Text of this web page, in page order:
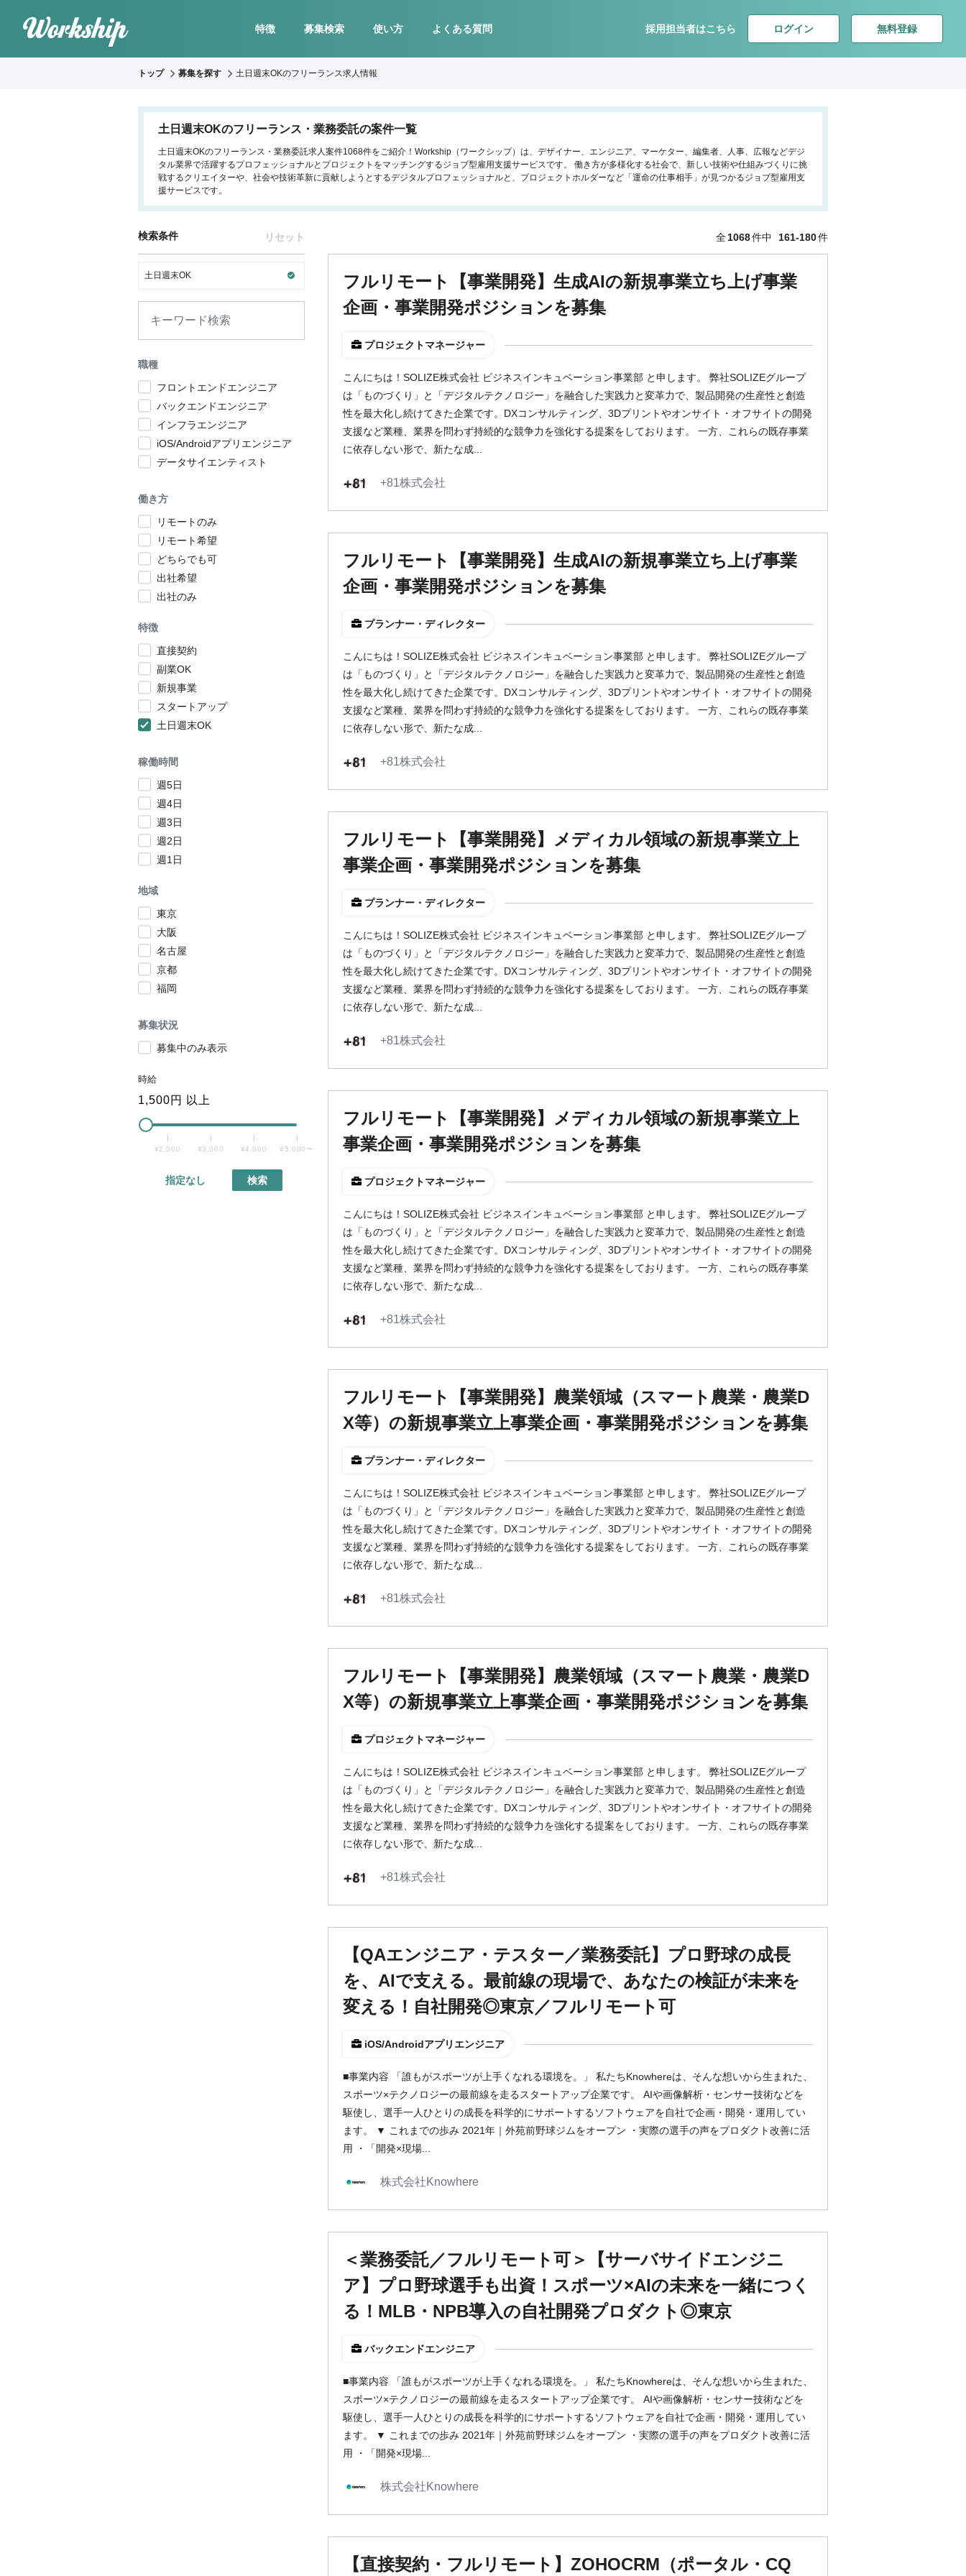
特徴 募集検索 使い方 よくある質問 採用担当者はこちら ログイン 無料登録
トップ 募集を探す 土日週末OKのフリーランス求人情報
土日週末OKのフリーランス・業務委託の案件一覧
土日週末OKのフリーランス・業務委託求人案件1068件をご紹介！Workship（ワークシップ）は、デザイナー、エンジニア、マーケター、編集者、人事、広報などデジ
タル業界で活躍するプロフェッショナルとプロジェクトをマッチングするジョブ型雇用支援サービスです。 働き方が多様化する社会で、新しい技術や仕組みづくりに挑
戦するクリエイターや、社会や技術革新に貢献しようとするデジタルプロフェッショナルと、プロジェクトホルダーなど「運命の仕事相手」が見つかるジョブ型雇用支
援サービスです。
検索条件 リセット
土日週末OK
職種
フロントエンドエンジニア
バックエンドエンジニア
インフラエンジニア
iOS/Androidアプリエンジニア
データサイエンティスト
働き方
リモートのみ
リモート希望
どちらでも可
出社希望
出社のみ
特徴
直接契約
副業OK
新規事業
スタートアップ
土日週末OK
稼働時間
週5日
週4日
週3日
週2日
週1日
地域
東京
大阪
名古屋
京都
福岡
募集状況
募集中のみ表示
時給
1,500円 以上
¥2,000 ¥3,000 ¥4,000 ¥5,000〜
指定なし 検索
全1068件中 161-180件
フルリモート【事業開発】生成AIの新規事業立ち上げ事業
企画・事業開発ポジションを募集
プロジェクトマネージャー
こんにちは！SOLIZE株式会社 ビジネスインキュベーション事業部 と申します。 弊社SOLIZEグループ
は「ものづくり」と「デジタルテクノロジー」を融合した実践力と変革力で、製品開発の生産性と創造
性を最大化し続けてきた企業です。DXコンサルティング、3Dプリントやオンサイト・オフサイトの開発
支援など業種、業界を問わず持続的な競争力を強化する提案をしております。 一方、これらの既存事業
に依存しない形で、新たな成...
+81株式会社
フルリモート【事業開発】生成AIの新規事業立ち上げ事業
企画・事業開発ポジションを募集
プランナー・ディレクター
こんにちは！SOLIZE株式会社 ビジネスインキュベーション事業部 と申します。 弊社SOLIZEグループ
は「ものづくり」と「デジタルテクノロジー」を融合した実践力と変革力で、製品開発の生産性と創造
性を最大化し続けてきた企業です。DXコンサルティング、3Dプリントやオンサイト・オフサイトの開発
支援など業種、業界を問わず持続的な競争力を強化する提案をしております。 一方、これらの既存事業
に依存しない形で、新たな成...
+81株式会社
フルリモート【事業開発】メディカル領域の新規事業立上
事業企画・事業開発ポジションを募集
プランナー・ディレクター
こんにちは！SOLIZE株式会社 ビジネスインキュベーション事業部 と申します。 弊社SOLIZEグループ
は「ものづくり」と「デジタルテクノロジー」を融合した実践力と変革力で、製品開発の生産性と創造
性を最大化し続けてきた企業です。DXコンサルティング、3Dプリントやオンサイト・オフサイトの開発
支援など業種、業界を問わず持続的な競争力を強化する提案をしております。 一方、これらの既存事業
に依存しない形で、新たな成...
+81株式会社
フルリモート【事業開発】メディカル領域の新規事業立上
事業企画・事業開発ポジションを募集
プロジェクトマネージャー
こんにちは！SOLIZE株式会社 ビジネスインキュベーション事業部 と申します。 弊社SOLIZEグループ
は「ものづくり」と「デジタルテクノロジー」を融合した実践力と変革力で、製品開発の生産性と創造
性を最大化し続けてきた企業です。DXコンサルティング、3Dプリントやオンサイト・オフサイトの開発
支援など業種、業界を問わず持続的な競争力を強化する提案をしております。 一方、これらの既存事業
に依存しない形で、新たな成...
+81株式会社
フルリモート【事業開発】農業領域（スマート農業・農業D
X等）の新規事業立上事業企画・事業開発ポジションを募集
プランナー・ディレクター
こんにちは！SOLIZE株式会社 ビジネスインキュベーション事業部 と申します。 弊社SOLIZEグループ
は「ものづくり」と「デジタルテクノロジー」を融合した実践力と変革力で、製品開発の生産性と創造
性を最大化し続けてきた企業です。DXコンサルティング、3Dプリントやオンサイト・オフサイトの開発
支援など業種、業界を問わず持続的な競争力を強化する提案をしております。 一方、これらの既存事業
に依存しない形で、新たな成...
+81株式会社
フルリモート【事業開発】農業領域（スマート農業・農業D
X等）の新規事業立上事業企画・事業開発ポジションを募集
プロジェクトマネージャー
こんにちは！SOLIZE株式会社 ビジネスインキュベーション事業部 と申します。 弊社SOLIZEグループ
は「ものづくり」と「デジタルテクノロジー」を融合した実践力と変革力で、製品開発の生産性と創造
性を最大化し続けてきた企業です。DXコンサルティング、3Dプリントやオンサイト・オフサイトの開発
支援など業種、業界を問わず持続的な競争力を強化する提案をしております。 一方、これらの既存事業
に依存しない形で、新たな成...
+81株式会社
【QAエンジニア・テスター／業務委託】プロ野球の成長
を、AIで支える。最前線の現場で、あなたの検証が未来を
変える！自社開発◎東京／フルリモート可
iOS/Androidアプリエンジニア
■事業内容 「誰もがスポーツが上手くなれる環境を。」 私たちKnowhereは、そんな想いから生まれた、
スポーツ×テクノロジーの最前線を走るスタートアップ企業です。 AIや画像解析・センサー技術などを
駆使し、選手一人ひとりの成長を科学的にサポートするソフトウェアを自社で企画・開発・運用してい
ます。 ▼ これまでの歩み 2021年｜外苑前野球ジムをオープン ・実際の選手の声をプロダクト改善に活
用 ・「開発×現場...
株式会社Knowhere
＜業務委託／フルリモート可＞【サーバサイドエンジニ
ア】プロ野球選手も出資！スポーツ×AIの未来を一緒につく
る！MLB・NPB導入の自社開発プロダクト◎東京
バックエンドエンジニア
■事業内容 「誰もがスポーツが上手くなれる環境を。」 私たちKnowhereは、そんな想いから生まれた、
スポーツ×テクノロジーの最前線を走るスタートアップ企業です。 AIや画像解析・センサー技術などを
駆使し、選手一人ひとりの成長を科学的にサポートするソフトウェアを自社で企画・開発・運用してい
ます。 ▼ これまでの歩み 2021年｜外苑前野球ジムをオープン ・実際の選手の声をプロダクト改善に活
用 ・「開発×現場...
株式会社Knowhere
【直接契約・フルリモート】ZOHOCRM（ポータル・CQ